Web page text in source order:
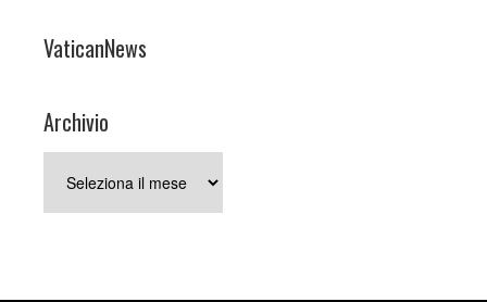
VaticanNews
Archivio